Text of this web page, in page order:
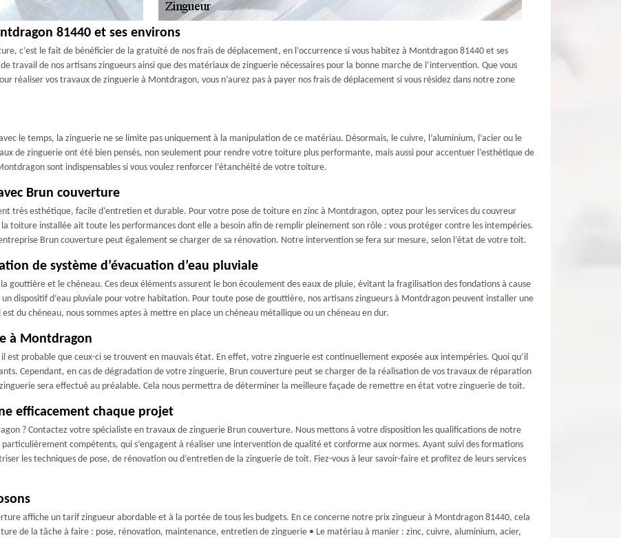
81440 et ses environs
c’est le fait de bénéficier de la gratuité de nos frais de déplacement, en l’occurrence si vous habitez à Montdragon 81440 et ses
travail de nos artisans zingueurs ainsi que des matériaux de zinguerie nécessaires pour la bonne marche de l’intervention. Que vous
réaliser vos travaux de zinguerie à Montdragon, vous n’aurez pas à payer nos frais de déplacement si vous résidez dans notre zone
le temps, la zinguerie ne se limite pas uniquement à la manipulation de ce matériau. Désormais, le cuivre, l’aluminium, l’acier ou le
de zinguerie ont été bien pensés, non seulement pour rendre votre toiture plus performante, mais aussi pour accentuer l’esthétique de
sont indispensables si vous voulez renforcer l’étanchéité de votre toiture.
Brun couverture
très esthétique, facile d’entretien et durable. Pour votre pose de toiture en zinc à Montdragon, optez pour les services du couvreur
toiture installée ait toute les performances dont elle a besoin afin de remplir pleinement son rôle : vous protéger contre les intempéries.
Brun couverture peut également se charger de sa rénovation. Notre intervention se fera sur mesure, selon l’état de votre toit.
de système d’évacuation d’eau pluviale
gouttière et le chéneau. Ces deux éléments assurent le bon écoulement des eaux de pluie, évitant la fragilisation des fondations à cause
dispositif d’eau pluviale pour votre habitation. Pour toute pose de gouttière, nos artisans zingueurs à Montdragon peuvent installer une
du chéneau, nous sommes aptes à mettre en place un chéneau métallique ou un chéneau en dur.
à Montdragon
est probable que ceux-ci se trouvent en mauvais état. En effet, votre zinguerie est continuellement exposée aux intempéries. Quoi qu’il
Cependant, en cas de dégradation de votre zinguerie, Brun couverture peut se charger de la réalisation de vos travaux de réparation
sera effectué au préalable. Cela nous permettra de déterminer la meilleure façade de remettre en état votre zinguerie de toit.
efficacement chaque projet
? Contactez votre spécialiste en travaux de zinguerie Brun couverture. Nous mettons à votre disposition les qualifications de notre
compétents, qui s’engagent à réaliser une intervention de qualité et conforme aux normes. Ayant suivi des formations
les techniques de pose, de rénovation ou d’entretien de la zinguerie de toit. Fiez-vous à leur savoir-faire et profitez de leurs services
affiche un tarif zingueur abordable et à la portée de tous les budgets. En ce concerne notre prix zingueur à Montdragon 81440, cela
de la tâche à faire : pose, rénovation, maintenance, entretien de zinguerie • Le matériau à manier : zinc, cuivre, aluminium, acier,